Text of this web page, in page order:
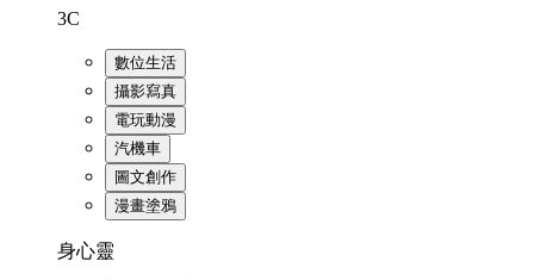
3C
數位生活
攝影寫真
電玩動漫
汽機車
圖文創作
漫畫塗鴉
身心靈